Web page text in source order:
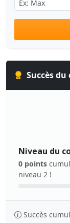
Succès
Niveau du
0 points
niveau 2 !
Succès